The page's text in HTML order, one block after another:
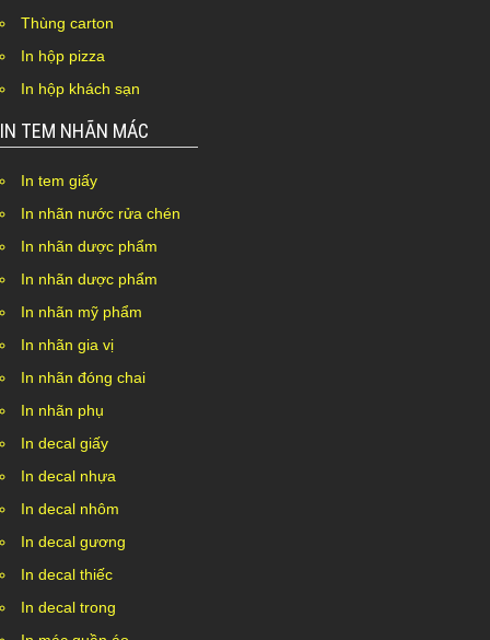
Thùng carton
In hộp pizza
In hộp khách sạn
IN TEM NHÃN MÁC
In tem giấy
In nhãn nước rửa chén
In nhãn dược phẩm
In nhãn dược phẩm
In nhãn mỹ phẩm
In nhãn gia vị
In nhãn đóng chai
In nhãn phụ
In decal giấy
In decal nhựa
In decal nhôm
In decal gương
In decal thiếc
In decal trong